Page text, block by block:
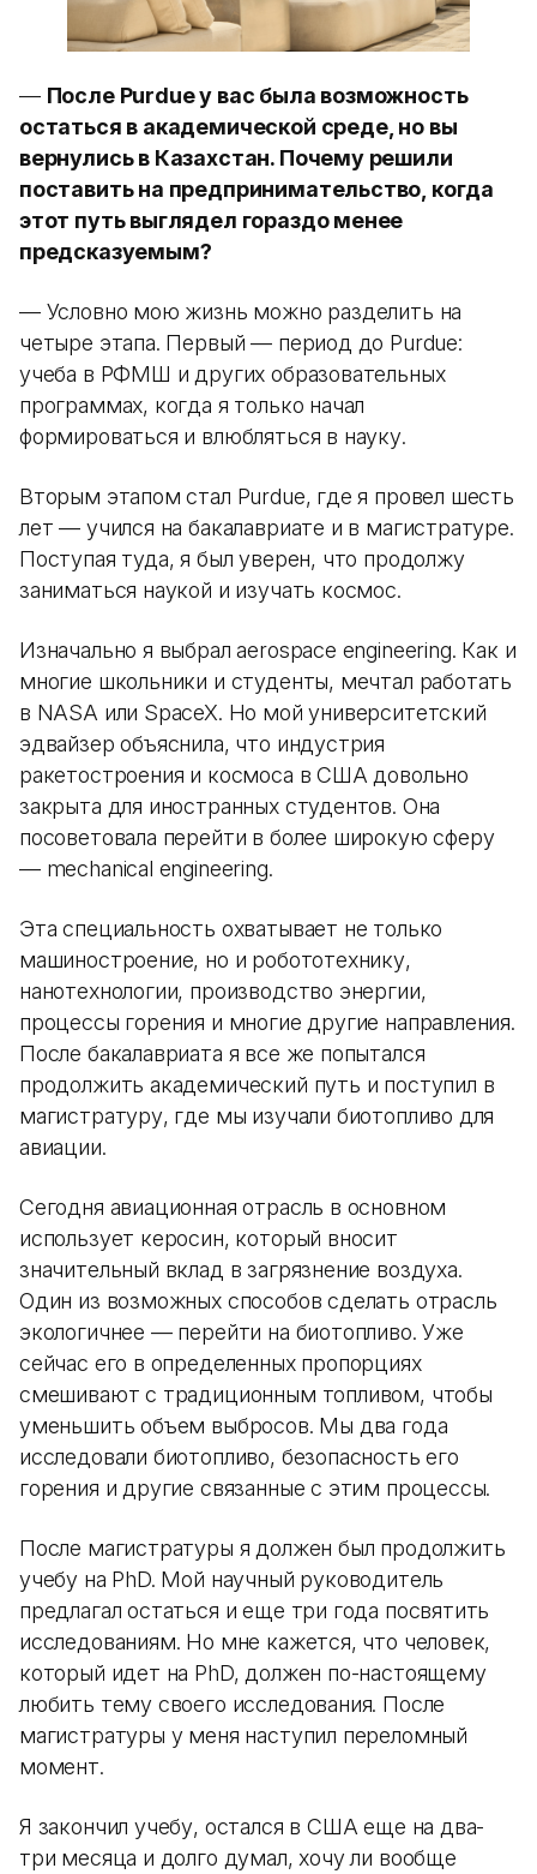
— После Purdue у вас была возможность
остаться в академической среде, но вы
вернулись в Казахстан. Почему решили
поставить на предпринимательство, когда
этот путь выглядел гораздо менее
предсказуемым?
— Условно мою жизнь можно разделить на
четыре этапа. Первый — период до Purdue:
учеба в РФМШ и других образовательных
программах, когда я только начал
формироваться и влюбляться в науку.
Вторым этапом стал Purdue, где я провел шесть
лет — учился на бакалавриате и в магистратуре.
Поступая туда, я был уверен, что продолжу
заниматься наукой и изучать космос.
Изначально я выбрал aerospace engineering. Как и
многие школьники и студенты, мечтал работать
в NASA или SpaceX. Но мой университетский
эдвайзер объяснила, что индустрия
ракетостроения и космоса в США довольно
закрыта для иностранных студентов. Она
посоветовала перейти в более широкую сферу
— mechanical engineering.
Эта специальность охватывает не только
машиностроение, но и робототехнику,
нанотехнологии, производство энергии,
процессы горения и многие другие направления.
После бакалавриата я все же попытался
продолжить академический путь и поступил в
магистратуру, где мы изучали биотопливо для
авиации.
Сегодня авиационная отрасль в основном
использует керосин, который вносит
значительный вклад в загрязнение воздуха.
Один из возможных способов сделать отрасль
экологичнее — перейти на биотопливо. Уже
сейчас его в определенных пропорциях
смешивают с традиционным топливом, чтобы
уменьшить объем выбросов. Мы два года
исследовали биотопливо, безопасность его
горения и другие связанные с этим процессы.
После магистратуры я должен был продолжить
учебу на PhD. Мой научный руководитель
предлагал остаться и еще три года посвятить
исследованиям. Но мне кажется, что человек,
который идет на PhD, должен по-настоящему
любить тему своего исследования. После
магистратуры у меня наступил переломный
момент.
Я закончил учебу, остался в США еще на два-
три месяца и долго думал, хочу ли вообще